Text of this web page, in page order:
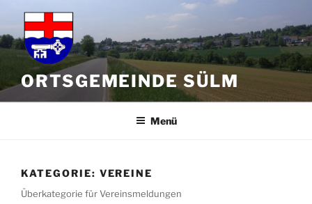
Inhalt
springen
ORTSGEMEINDE SÜLM
Menü
KATEGORIE: VEREINE
Überkategorie für Vereinsmeldungen